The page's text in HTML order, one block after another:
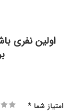
اولین نفری
امتیاز شما *